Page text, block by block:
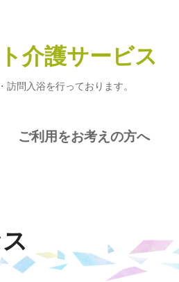
介護サービス
問入浴を行っております。
ご利用をお考えの方へ